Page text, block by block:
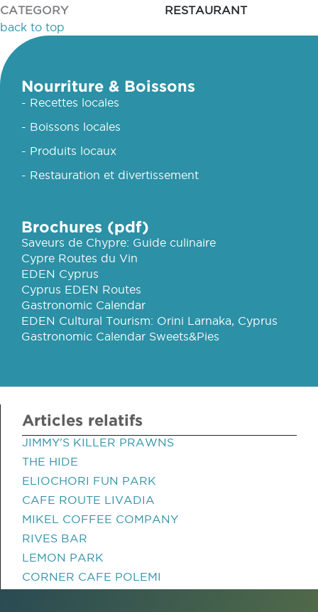
CATEGORY
RESTAURANT
back to top
Nourriture & Boissons
- Recettes locales
- Boissons locales
- Produits locaux
- Restauration et divertissement
Brochures (pdf)
Saveurs de Chypre: Guide culinaire
Cypre Routes du Vin
EDEN Cyprus
Cyprus EDEN Routes
Gastronomic Calendar
EDEN Cultural Tourism: Orini Larnaka, Cyprus
Gastronomic Calendar Sweets&Pies
Articles relatifs
JIMMY'S KILLER PRAWNS
THE HIDE
ELIOCHORI FUN PARK
CAFE ROUTE LIVADIA
MIKEL COFFEE COMPANY
RIVES BAR
LEMON PARK
CORNER CAFE POLEMI